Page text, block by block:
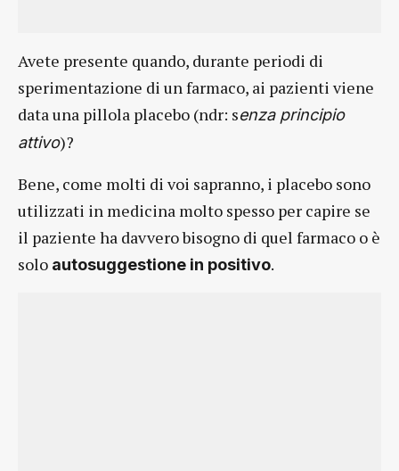
Avete presente quando, durante periodi di
sperimentazione di un farmaco, ai pazienti viene
data una pillola placebo (ndr: senza principio
attivo)?
Bene, come molti di voi sapranno, i placebo sono
utilizzati in medicina molto spesso per capire se
il paziente ha davvero bisogno di quel farmaco o è
solo autosuggestione in positivo.